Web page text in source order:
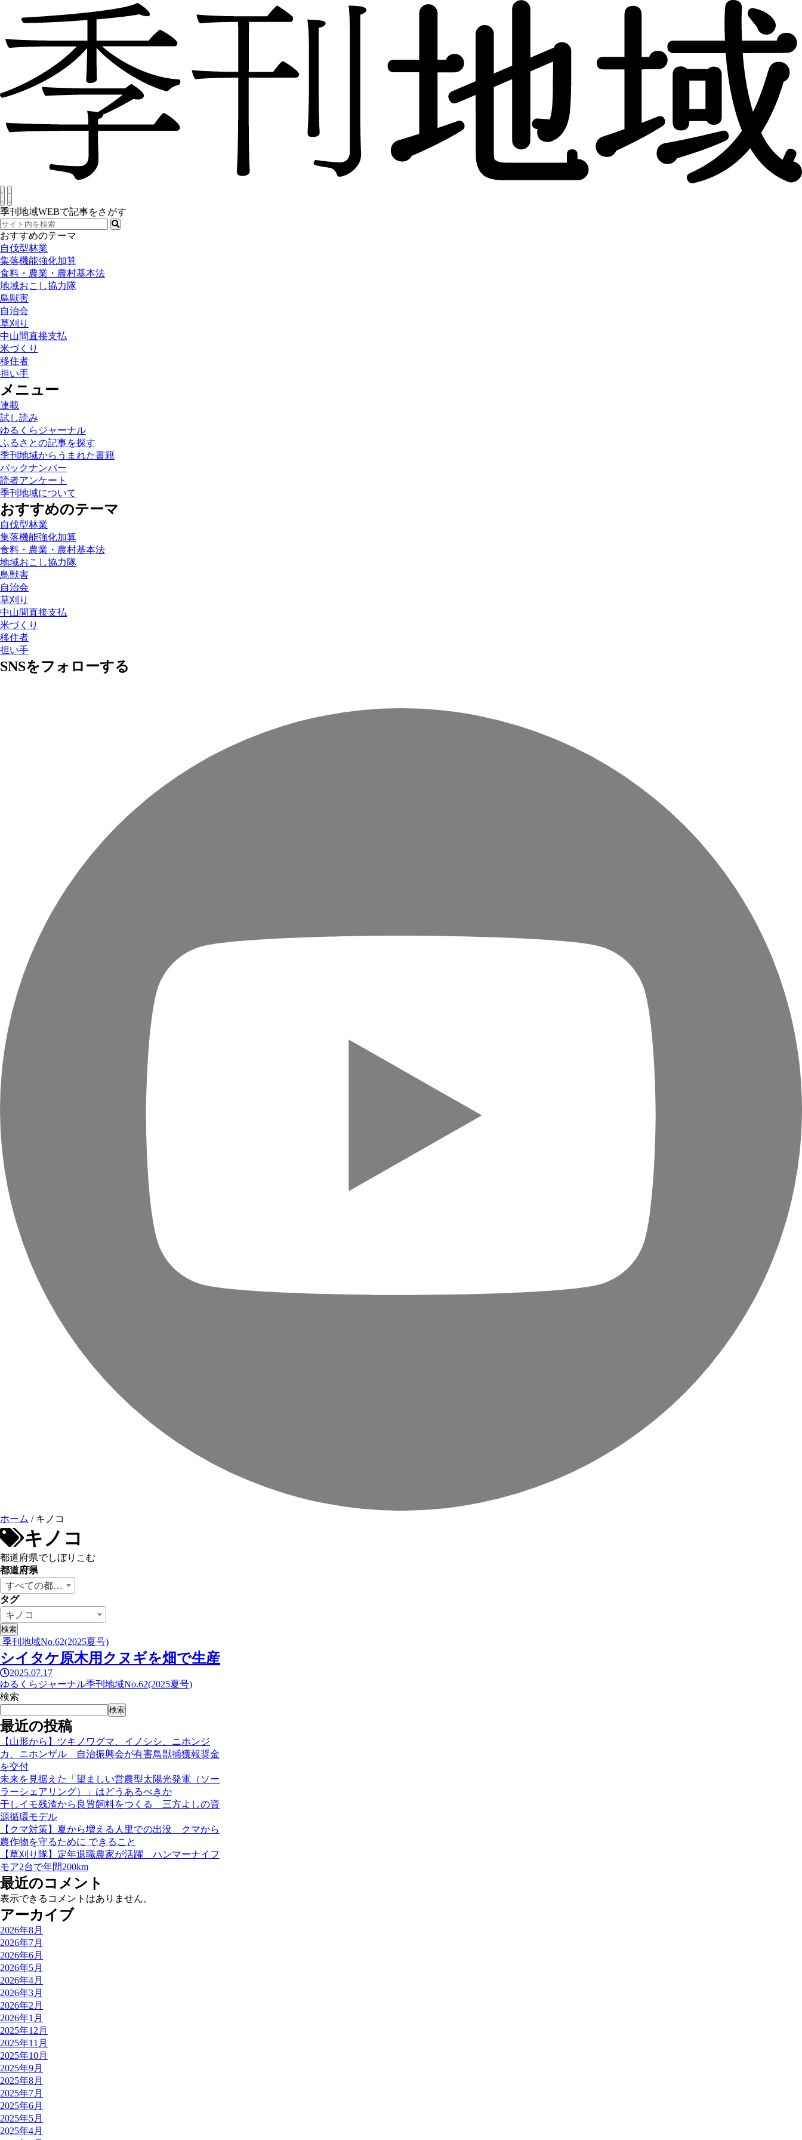
季刊地域WEBで記事をさがす
おすすめのテーマ
自伐型林業
集落機能強化加算
食料・農業・農村基本法
地域おこし協力隊
鳥獣害
自治会
草刈り
中山間直接支払
米づくり
移住者
担い手
メニュー
連載
試し読み
ゆるくらジャーナル
ふるさとの記事を探す
季刊地域からうまれた書籍
バックナンバー
読者アンケート
季刊地域について
おすすめのテーマ
自伐型林業
集落機能強化加算
食料・農業・農村基本法
地域おこし協力隊
鳥獣害
自治会
草刈り
中山間直接支払
米づくり
移住者
担い手
SNSをフォローする
ホーム /キノコ
キノコ
都道府県でしぼりこむ
都道府県
すべての都道府県
タグ
キノコ
季刊地域No.62(2025夏号)
シイタケ原木用クヌギを畑で生産
2025.07.17
ゆるくらジャーナル季刊地域No.62(2025夏号)
検索
検索
最近の投稿
【山形から】ツキノワグマ、イノシシ、ニホンジ
カ、ニホンザル 自治振興会が有害鳥獣捕獲報奨金
を交付
未来を見据えた「望ましい営農型太陽光発電（ソー
ラーシェアリング）」はどうあるべきか
干しイモ残渣から良質飼料をつくる 三方よしの資
源循環モデル
【クマ対策】夏から増える人里での出没 クマから
農作物を守るために できること
【草刈り隊】定年退職農家が活躍 ハンマーナイフ
モア2台で年間200km
最近のコメント
表示できるコメントはありません。
アーカイブ
2026年8月
2026年7月
2026年6月
2026年5月
2026年4月
2026年3月
2026年2月
2026年1月
2025年12月
2025年11月
2025年10月
2025年9月
2025年8月
2025年7月
2025年6月
2025年5月
2025年4月